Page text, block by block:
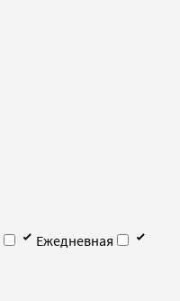
Ежедневная